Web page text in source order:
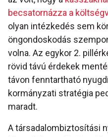
becsatornázza a
olyan intézkedés sem
öngondoskodás
volna. Az egykor 2.
rövid távú érdekek
távon fenntartható
kormányzati stratégia
maradt.
A társadalombiztosítási